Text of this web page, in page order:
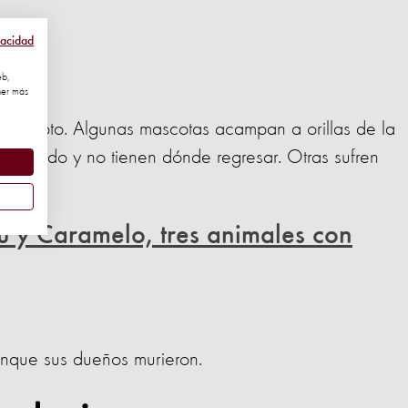
Algunas mascotas acampan a orillas de la
todo y no tienen dónde regresar. Otras sufren
y Caramelo, tres animales con
sus dueños murieron.
más